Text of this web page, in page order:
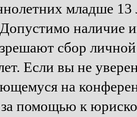
младше 13
наличие
сбор
Если вы не
на
за помощью к